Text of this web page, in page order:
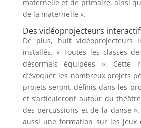
maternelle et de primaire, ainsi
de la maternelle ».
Des vidéoprojecteurs
De plus, huit vidéoprojecteurs
installés. « Toutes les classes
désormais équipées ». Cette
d’évoquer les nombreux projets
projets seront définis dans les
et s’articuleront autour du
des percussions et de la danse ».
aussi une formation sur les jeux